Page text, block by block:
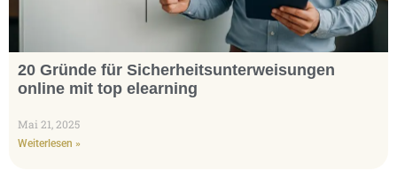
20 Gründe für Sicherheitsunterweisungen
online mit top elearning
Mai 21, 2025
Weiterlesen »